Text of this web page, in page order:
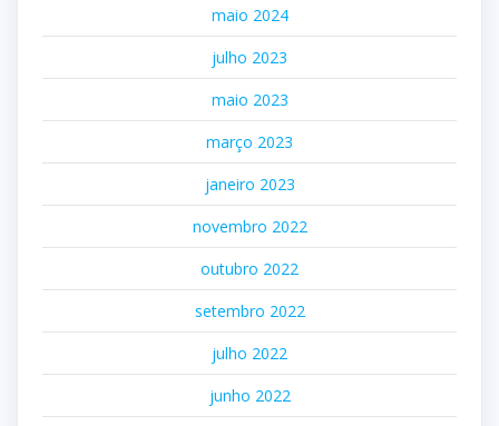
maio 2024
julho 2023
maio 2023
março 2023
janeiro 2023
novembro 2022
outubro 2022
setembro 2022
julho 2022
junho 2022